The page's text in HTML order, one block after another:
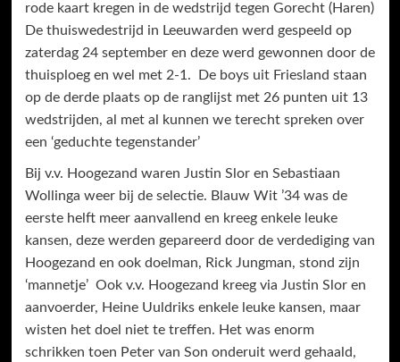
rode kaart kregen in de wedstrijd tegen Gorecht (Haren)
De thuiswedestrijd in Leeuwarden werd gespeeld op
zaterdag 24 september en deze werd gewonnen door de
thuisploeg en wel met 2-1. De boys uit Friesland staan
op de derde plaats op de ranglijst met 26 punten uit 13
wedstrijden, al met al kunnen we terecht spreken over
een ‘geduchte tegenstander’
Bij v.v. Hoogezand waren Justin Slor en Sebastiaan
Wollinga weer bij de selectie. Blauw Wit ’34 was de
eerste helft meer aanvallend en kreeg enkele leuke
kansen, deze werden gepareerd door de verdediging van
Hoogezand en ook doelman, Rick Jungman, stond zijn
‘mannetje’ Ook v.v. Hoogezand kreeg via Justin Slor en
aanvoerder, Heine Uuldriks enkele leuke kansen, maar
wisten het doel niet te treffen. Het was enorm
schrikken toen Peter van Son onderuit werd gehaald,